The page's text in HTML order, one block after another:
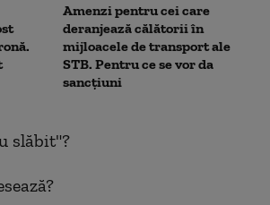
Amenzi pentru cei care
deranjează călătorii în
mijloacele de transport ale
STB. Pentru ce se vor da
sancțiuni
slăbit"?